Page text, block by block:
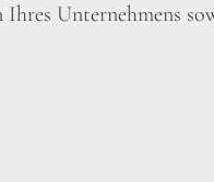
Unternehmens